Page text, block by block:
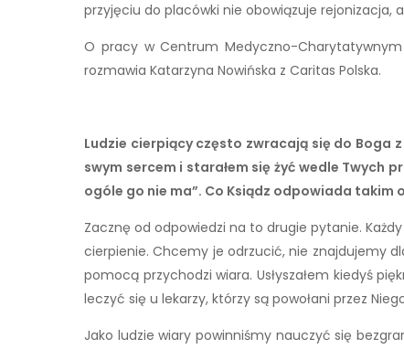
przyjęciu do placówki nie obowiązuje rejonizacja,
O pracy w Centrum Medyczno-
rozmawia Katarzyna Nowińska z Caritas Polska.
Ludzie cierpiący często zwracają się do Boga z
swym sercem i starałem się żyć wedle Twych
ogóle go nie ma”. Co Ksiądz odpowiada takim
Zacznę od odpowiedzi na to drugie pytanie.
cierpienie. Chcemy je odrzucić, nie znajdujemy
pomocą przychodzi wiara. Usłyszałem kiedyś
leczyć się u lekarzy, którzy są powołani przez
Jako ludzie wiary powinniśmy nauczyć się